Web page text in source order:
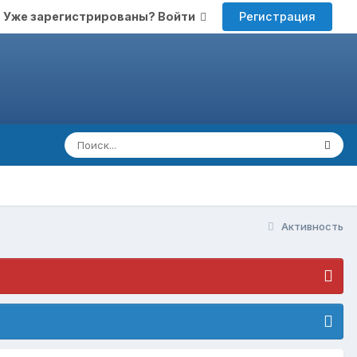
Уже зарегистрированы? Войти Регистрация
Активность